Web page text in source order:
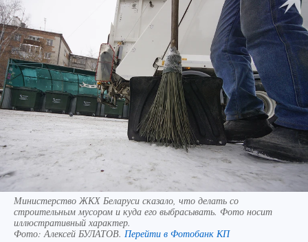
Министерство ЖКХ Беларуси сказало, что делать со
строительным мусором и куда его выбрасывать. Фото носит
иллюстративный характер.
Фото:Алексей БУЛАТОВ. Перейти в Фотобанк КП